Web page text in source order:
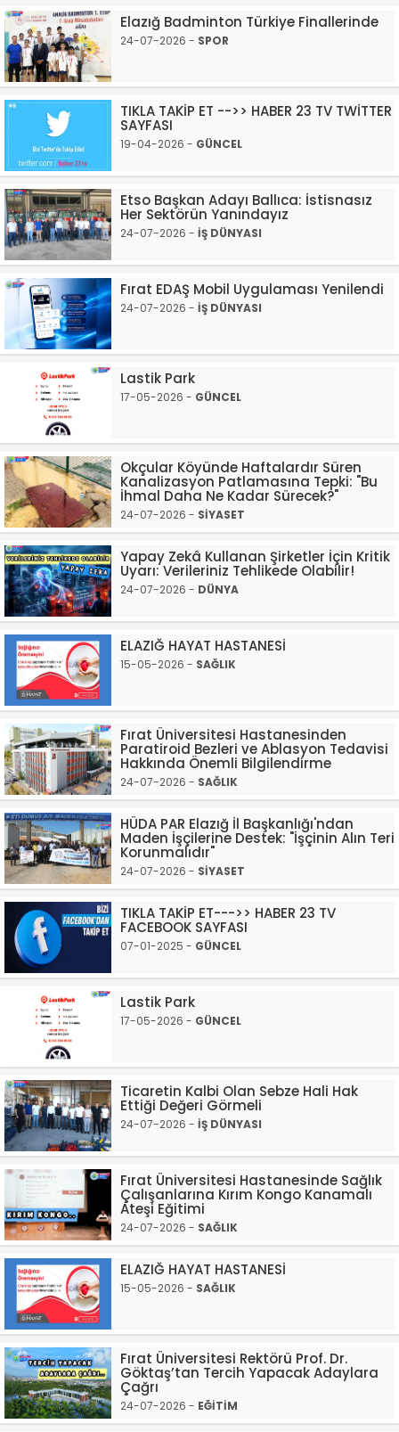
Elazığ Badminton Türkiye Finallerinde
24-07-2026 - SPOR
TIKLA TAKİP ET -->> HABER 23 TV TWİTTER
SAYFASI
19-04-2026 - GÜNCEL
Etso Başkan Adayı Ballıca: İstisnasız
Her Sektörün Yanındayız
24-07-2026 - İŞ DÜNYASI
Fırat EDAŞ Mobil Uygulaması Yenilendi
24-07-2026 - İŞ DÜNYASI
Lastik Park
17-05-2026 - GÜNCEL
Okçular Köyünde Haftalardır Süren
Kanalizasyon Patlamasına Tepki: "Bu
İhmal Daha Ne Kadar Sürecek?"
24-07-2026 - SİYASET
Yapay Zekâ Kullanan Şirketler İçin Kritik
Uyarı: Verileriniz Tehlikede Olabilir!
24-07-2026 - DÜNYA
ELAZIĞ HAYAT HASTANESİ
15-05-2026 - SAĞLIK
Fırat Üniversitesi Hastanesinden
Paratiroid Bezleri ve Ablasyon Tedavisi
Hakkında Önemli Bilgilendirme
24-07-2026 - SAĞLIK
HÜDA PAR Elazığ İl Başkanlığı'ndan
Maden İşçilerine Destek: "İşçinin Alın Teri
Korunmalıdır"
24-07-2026 - SİYASET
TIKLA TAKİP ET--->> HABER 23 TV
FACEBOOK SAYFASI
07-01-2025 - GÜNCEL
Lastik Park
17-05-2026 - GÜNCEL
Ticaretin Kalbi Olan Sebze Hali Hak
Ettiği Değeri Görmeli
24-07-2026 - İŞ DÜNYASI
Fırat Üniversitesi Hastanesinde Sağlık
Çalışanlarına Kırım Kongo Kanamalı
Ateşi Eğitimi
24-07-2026 - SAĞLIK
ELAZIĞ HAYAT HASTANESİ
15-05-2026 - SAĞLIK
Fırat Üniversitesi Rektörü Prof. Dr.
Göktaş’tan Tercih Yapacak Adaylara
Çağrı
24-07-2026 - EĞİTİM